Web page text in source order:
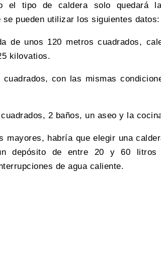
el tipo de caldera solo quedará
se pueden utilizar los siguientes datos:
de unos 120 metros cuadrados,
kilovatios.
cuadrados, con las mismas
2 baños, un aseo y la
mayores, habría que elegir una
depósito de entre 20 y 60 litros
de agua caliente.